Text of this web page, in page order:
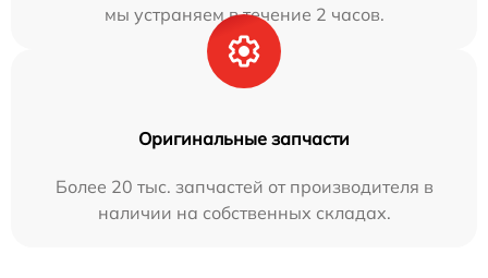
мы устраняем в течение 2 часов.
Оригинальные запчасти
Более 20 тыс. запчастей от производителя в
наличии на собственных складах.